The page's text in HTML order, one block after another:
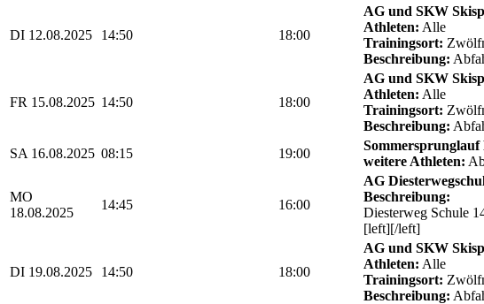
DI 12.08.2025 14:50 18:00
AG und SKW
Athleten: Alle
Trainingsort:
Beschreibung:
FR 15.08.2025 14:50 18:00
AG und SKW
Athleten: Alle
Trainingsort:
Beschreibung:
SA 16.08.2025 08:15 19:00
weitere Athleten:
MO
18.08.2025
14:45 16:00
AG
Beschreibung:
Diesterweg Schule
[left][/left]
DI 19.08.2025 14:50 18:00
AG und SKW
Athleten: Alle
Trainingsort:
Beschreibung: